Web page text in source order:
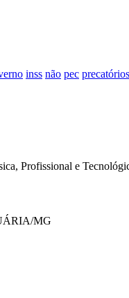
inss não pec precatórios
Profissional e
MG